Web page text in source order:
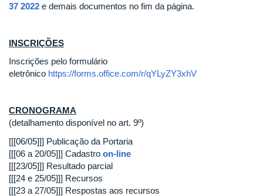
37 2022 e demais documentos no fim da página.
INSCRIÇÕES
Inscrições pelo formulário
eletrônico https://forms.office.com/r/qYLyZY3xhV
CRONOGRAMA
(detalhamento disponível no art. 9º)
[[[06/05]]] Publicação da Portaria
[[[06 a 20/05]]] Cadastro on-line
[[[23/05]]] Resultado parcial
[[[24 e 25/05]]] Recursos
[[[23 a 27/05]]] Respostas aos recursos